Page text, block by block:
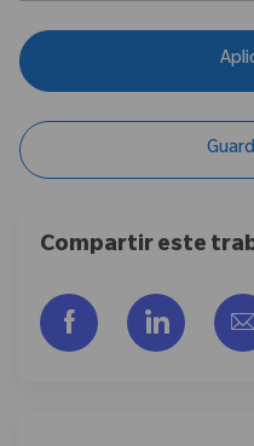
Compartir este
Compartir a